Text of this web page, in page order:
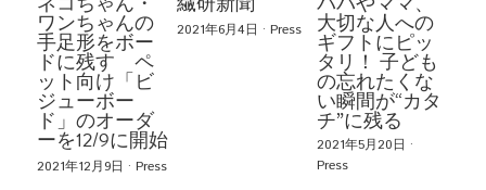
BLOG
CONTACT
ワンちゃんの
手足形をボー
ドに残す ペ
ット向け「ビ
ジューボー
ド」のオーダ
ーを12/9に開始
2021年12月9日 · Press
2021年6月4日 ·Press 大切な人への
ギフトにピッ
タリ！ 子ども
の忘れたくな
い瞬間が“カタ
チ”に残る
2021年5月20日 ·
Press